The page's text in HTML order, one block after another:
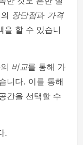
장단점과 가격
을 할 수 있습니
비교를 통해 가
니다. 이를 통해
간을 선택할 수
.